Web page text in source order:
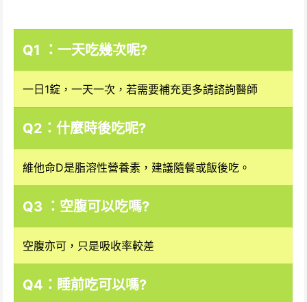
Q1 ：一天吃幾次呢?
一日1錠，一天一次，若需要補充更多請諮詢醫師
Q2 ： 什麼時後吃呢?
維他命D是脂溶性營養素，建議隨餐或飯後吃。
Q3 ：空腹可以吃嗎?
空腹亦可，只是吸收率較差
Q4：睡前吃可以嗎?